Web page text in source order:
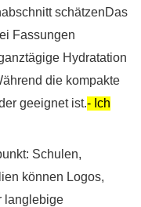
schätzenDas
Fassungen
Hydratation
die kompakte
geeignet ist.- Ich
Schulen,
können Logos,
langlebige